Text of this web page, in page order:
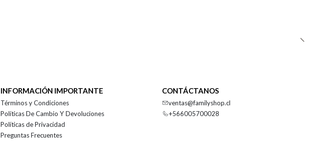
INFORMACIÓN IMPORTANTE
Términos y Condiciones
Políticas De Cambio Y Devoluciones
Políticas de Privacidad
Preguntas Frecuentes
CONTÁCTANOS
ventas@familyshop.cl
+566005700028